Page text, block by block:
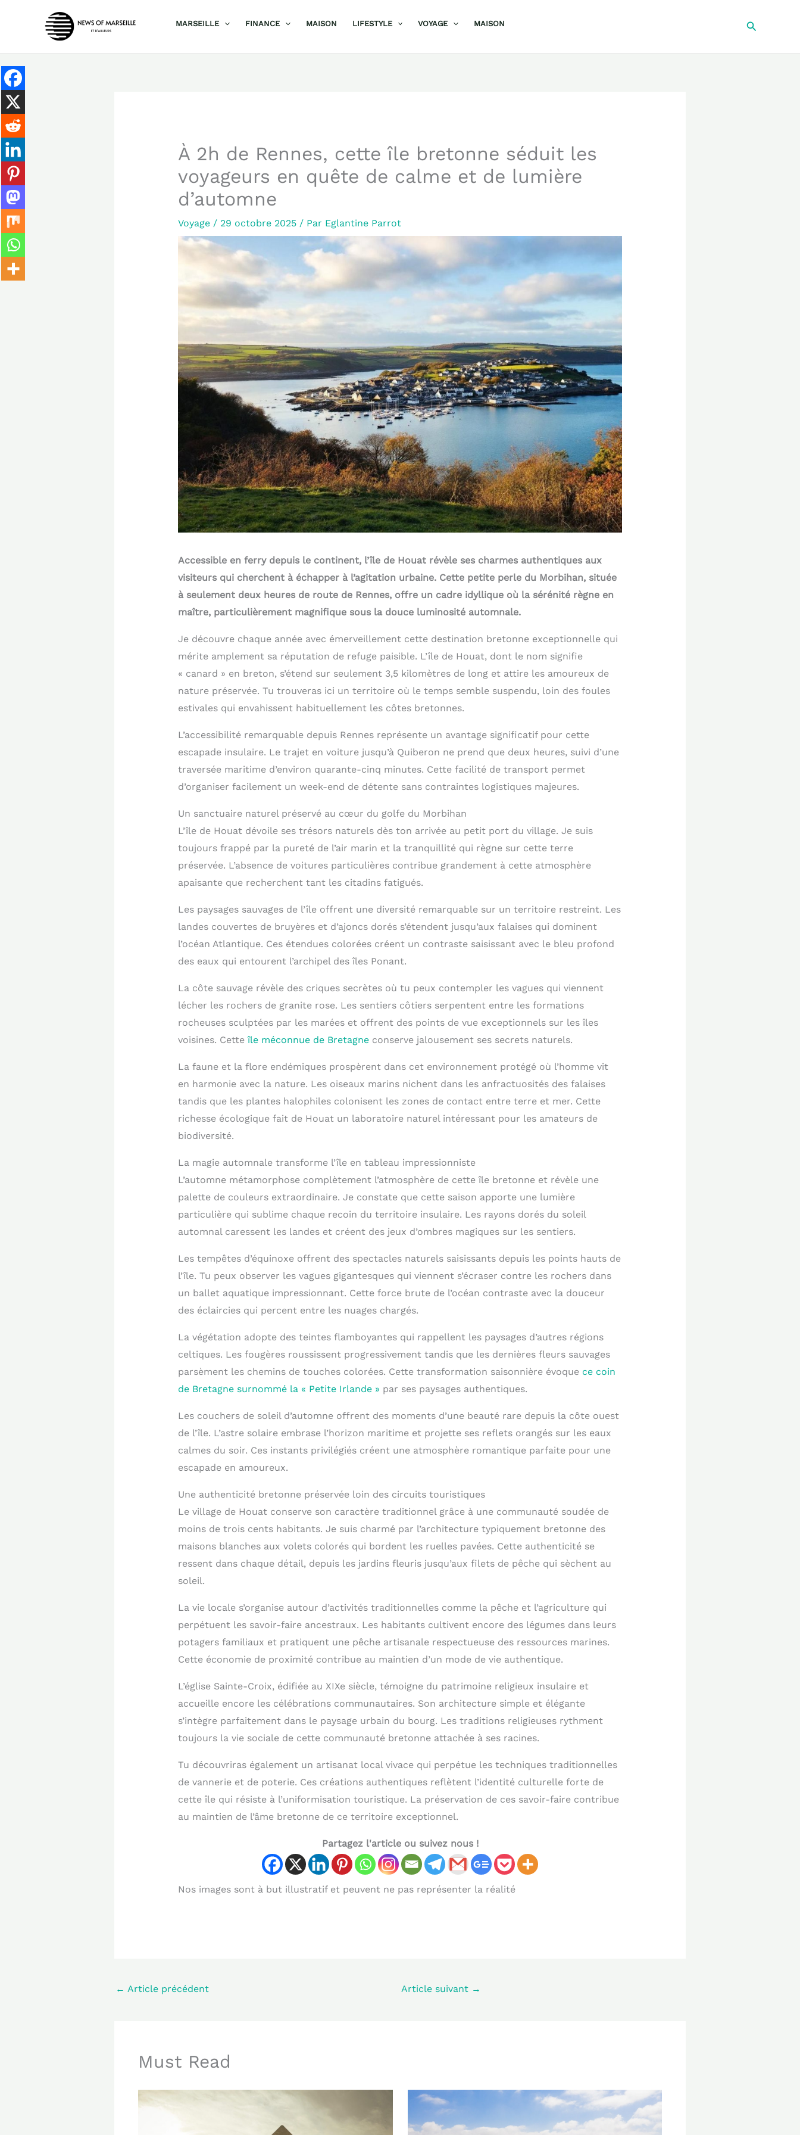
MARSEILLE FINANCE MAISON LIFESTYLE VOYAGE MAISON
À 2h de Rennes, cette île bretonne séduit les
voyageurs en quête de calme et de lumière
d’automne
Voyage/ 29 octobre 2025 / Par Eglantine Parrot
Accessible en ferry depuis le continent, l’île de Houat révèle ses charmes authentiques aux
visiteurs qui cherchent à échapper à l’agitation urbaine. Cette petite perle du Morbihan, située
à seulement deux heures de route de Rennes, offre un cadre idyllique où la sérénité règne en
maître, particulièrement magnifique sous la douce luminosité automnale.
Je découvre chaque année avec émerveillement cette destination bretonne exceptionnelle qui
mérite amplement sa réputation de refuge paisible. L’île de Houat, dont le nom signifie
« canard » en breton, s’étend sur seulement 3,5 kilomètres de long et attire les amoureux de
nature préservée. Tu trouveras ici un territoire où le temps semble suspendu, loin des foules
estivales qui envahissent habituellement les côtes bretonnes.
L’accessibilité remarquable depuis Rennes représente un avantage significatif pour cette
escapade insulaire. Le trajet en voiture jusqu’à Quiberon ne prend que deux heures, suivi d’une
traversée maritime d’environ quarante-cinq minutes. Cette facilité de transport permet
d’organiser facilement un week-end de détente sans contraintes logistiques majeures.
Un sanctuaire naturel préservé au cœur du golfe du Morbihan
L’île de Houat dévoile ses trésors naturels dès ton arrivée au petit port du village. Je suis
toujours frappé par la pureté de l’air marin et la tranquillité qui règne sur cette terre
préservée. L’absence de voitures particulières contribue grandement à cette atmosphère
apaisante que recherchent tant les citadins fatigués.
Les paysages sauvages de l’île offrent une diversité remarquable sur un territoire restreint. Les
landes couvertes de bruyères et d’ajoncs dorés s’étendent jusqu’aux falaises qui dominent
l’océan Atlantique. Ces étendues colorées créent un contraste saisissant avec le bleu profond
des eaux qui entourent l’archipel des îles Ponant.
La côte sauvage révèle des criques secrètes où tu peux contempler les vagues qui viennent
lécher les rochers de granite rose. Les sentiers côtiers serpentent entre les formations
rocheuses sculptées par les marées et offrent des points de vue exceptionnels sur les îles
voisines. Cetteîle méconnue de Bretagneconserve jalousement ses secrets naturels.
La faune et la flore endémiques prospèrent dans cet environnement protégé où l’homme vit
en harmonie avec la nature. Les oiseaux marins nichent dans les anfractuosités des falaises
tandis que les plantes halophiles colonisent les zones de contact entre terre et mer. Cette
richesse écologique fait de Houat un laboratoire naturel intéressant pour les amateurs de
biodiversité.
La magie automnale transforme l’île en tableau impressionniste
L’automne métamorphose complètement l’atmosphère de cette île bretonne et révèle une
palette de couleurs extraordinaire. Je constate que cette saison apporte une lumière
particulière qui sublime chaque recoin du territoire insulaire. Les rayons dorés du soleil
automnal caressent les landes et créent des jeux d’ombres magiques sur les sentiers.
Les tempêtes d’équinoxe offrent des spectacles naturels saisissants depuis les points hauts de
l’île. Tu peux observer les vagues gigantesques qui viennent s’écraser contre les rochers dans
un ballet aquatique impressionnant. Cette force brute de l’océan contraste avec la douceur
des éclaircies qui percent entre les nuages chargés.
La végétation adopte des teintes flamboyantes qui rappellent les paysages d’autres régions
celtiques. Les fougères roussissent progressivement tandis que les dernières fleurs sauvages
parsèment les chemins de touches colorées. Cette transformation saisonnière évoque ce coin
de Bretagne surnommé la « Petite Irlande » par ses paysages authentiques.
Les couchers de soleil d’automne offrent des moments d’une beauté rare depuis la côte ouest
de l’île. L’astre solaire embrase l’horizon maritime et projette ses reflets orangés sur les eaux
calmes du soir. Ces instants privilégiés créent une atmosphère romantique parfaite pour une
escapade en amoureux.
Une authenticité bretonne préservée loin des circuits touristiques
Le village de Houat conserve son caractère traditionnel grâce à une communauté soudée de
moins de trois cents habitants. Je suis charmé par l’architecture typiquement bretonne des
maisons blanches aux volets colorés qui bordent les ruelles pavées. Cette authenticité se
ressent dans chaque détail, depuis les jardins fleuris jusqu’aux filets de pêche qui sèchent au
soleil.
La vie locale s’organise autour d’activités traditionnelles comme la pêche et l’agriculture qui
perpétuent les savoir-faire ancestraux. Les habitants cultivent encore des légumes dans leurs
potagers familiaux et pratiquent une pêche artisanale respectueuse des ressources marines.
Cette économie de proximité contribue au maintien d’un mode de vie authentique.
L’église Sainte-Croix, édifiée au XIXe siècle, témoigne du patrimoine religieux insulaire et
accueille encore les célébrations communautaires. Son architecture simple et élégante
s’intègre parfaitement dans le paysage urbain du bourg. Les traditions religieuses rythment
toujours la vie sociale de cette communauté bretonne attachée à ses racines.
Tu découvriras également un artisanat local vivace qui perpétue les techniques traditionnelles
de vannerie et de poterie. Ces créations authentiques reflètent l’identité culturelle forte de
cette île qui résiste à l’uniformisation touristique. La préservation de ces savoir-faire contribue
au maintien de l’âme bretonne de ce territoire exceptionnel.
Partagez l'article ou suivez nous !
Nos images sont à but illustratif et peuvent ne pas représenter la réalité
← Article précédent Article suivant →
Must Read